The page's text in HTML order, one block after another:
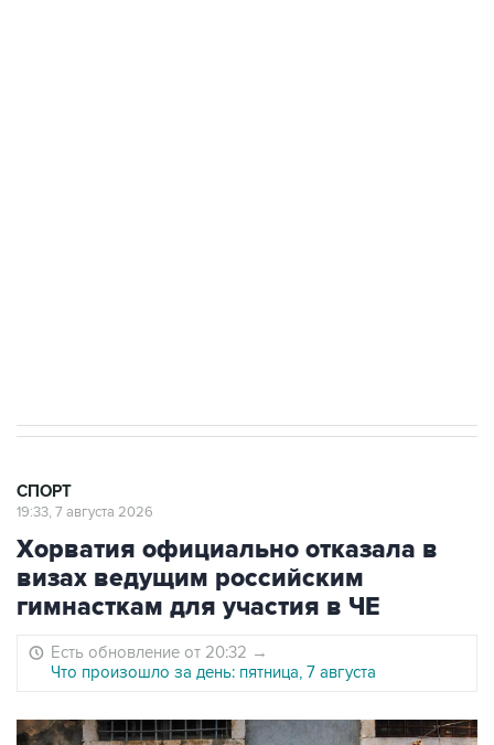
СПОРТ
19:33, 7 августа 2026
Хорватия официально отказала в
визах ведущим российским
гимнасткам для участия в ЧЕ
Есть обновление от 20:32 →
Что произошло за день: пятница, 7 августа